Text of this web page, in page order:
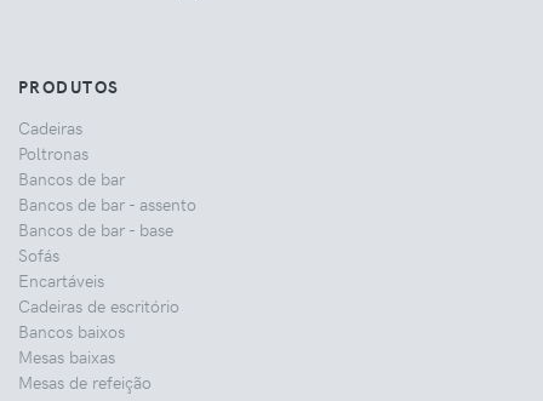
PRODUTOS
Cadeiras
Poltronas
Bancos de bar
Bancos de bar - assento
Bancos de bar - base
Sofás
Encartáveis
Cadeiras de escritório
Bancos baixos
Mesas baixas
Mesas de refeição